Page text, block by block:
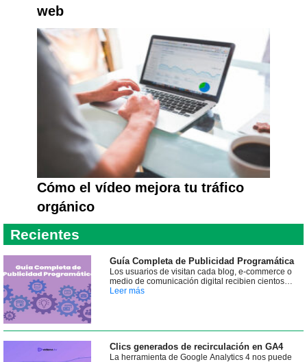
web
Cómo el vídeo mejora tu tráfico
orgánico
Recientes
Guía Completa de Publicidad Programática
Los usuarios de visitan cada blog, e-commerce o
medio de comunicación digital recibien cientos…
Leer más
Clics generados de recirculación en GA4
La herramienta de Google Analytics 4 nos puede